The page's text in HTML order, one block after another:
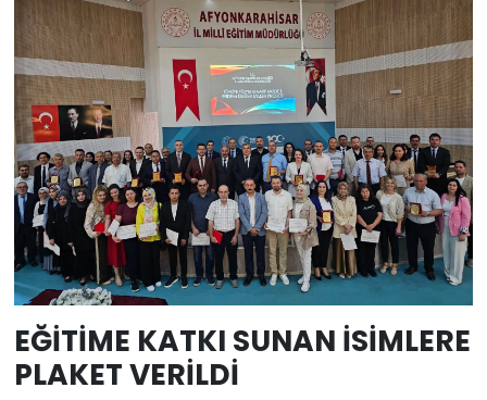
EĞİTİME KATKI SUNAN İSİMLERE
PLAKET VERİLDİ